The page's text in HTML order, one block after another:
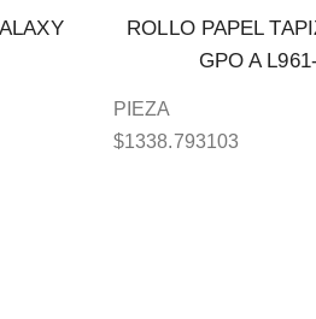
ROLLO PAPEL
GPO A
PIEZA
$1338.793103